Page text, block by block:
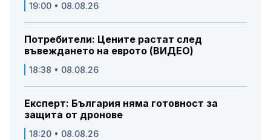
19:00 • 08.08.26
Потребители: Цените растат след
въвеждането на еврото (ВИДЕО)
18:38 • 08.08.26
Експерт: България няма готовност за
защита от дронове
18:20 • 08.08.26